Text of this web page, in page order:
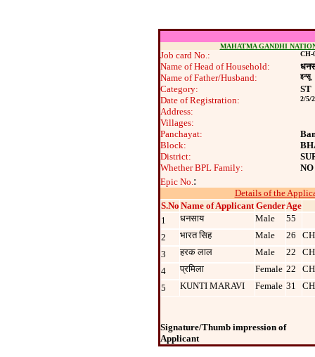
MAHATMA GANDHI
Job card No.: CH-
Name of Head of Household:
Name of Father/Husband:
इन्‍सू
Category:
ST
Date of Registration:
2/5/
Address:
Villages:
Panchayat:
Block:
District:
Whether BPL Family:
NO
Epic No.:
Details of the
S.No Name of Applicant GenderAge
1
धनसाय Male
55
2
भारत सिह Male 26
3
हरक लाल Male 22
4
प्रमिला Female 22
5
KUNTI MARAVI Female 31
Signature/Thumb impression of
Applicant